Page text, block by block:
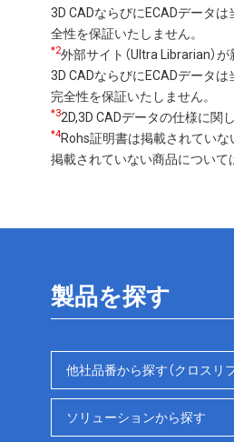
3D CADならびにECADデータ
全性を保証いたしません。
*2外部サイト（Ultra Librarian）
3D CADならびにECADデータ
完全性を保証いたしません。
*32D,3D CADデータの仕様に関
*4Rohs証明書は掲載されていな
掲載されていない商品につい
製品を探す
他社品番から探す（クロスリ
ソリューションから探す